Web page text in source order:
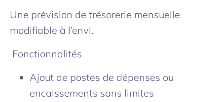
Une prévision de trésorerie mensuelle
modifiable à l’envi.
Fonctionnalités
Ajout de postes de dépenses ou
encaissements sans limites